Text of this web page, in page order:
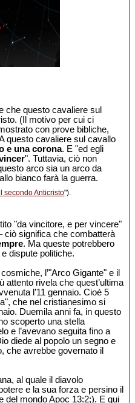
che questo cavaliere sul
(Il motivo per cui ci
con prove bibliche,
questo cavaliere sul cavallo
e una corona. E "ed egli
". Tuttavia, ciò non
arco sia un arco da
bianco farà la guerra.
il secondo Anticristo").
"da vincitore, e per vincere"
ciò significa che combatterà
. Ma queste potrebbero
dispute politiche.
l’"Arco Gigante" e il
attento rivela che quest’ultima
l’11 gennaio. Cioè 5
che nel cristianesimo si
Duemila anni fa, in questo
scoperto una stella
e l’avevano seguita fino a
diede al popolo un segno e
che avrebbe governato il
al quale il diavolo
e la sua forza e persino il
del mondo Apoc 13:2;). E qui